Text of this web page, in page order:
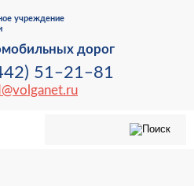
учреждение
дорог
51‒21‒81